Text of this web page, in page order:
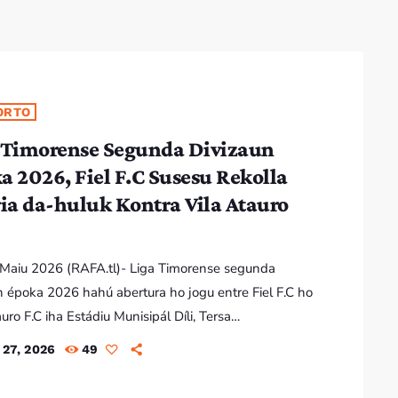
Segunda Divizaun
2026, Fiel F.C Susesu Rekolla
da-huluk Kontra Vila Atauro
2026 (RAFA.tl)- Liga Timorense segunda
époka 2026 hahú abertura ho jogu entre Fiel F.C ho
F.C iha Estádiu Munisipál Díli, Tersa
Iha jogu ne’e Fiel F.C susesu rekolla vitória da-
27, 2026 49